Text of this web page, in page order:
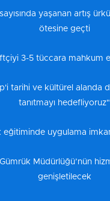
sayısında yaşanan artış
ötesine geçti
3-5 tüccara mahkum
tarihi ve kültürel alanda
tanıtmayı hedefliyoruz"
eğitiminde uygulama
Müdürlüğü’nün
genişletilecek